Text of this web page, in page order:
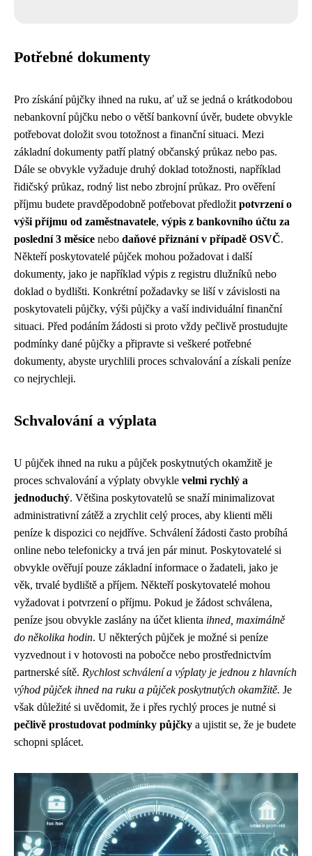
Potřebné dokumenty
Pro získání půjčky ihned na ruku, ať už se jedná o krátkodobou
nebankovní půjčku nebo o větší bankovní úvěr, budete obvykle
potřebovat doložit svou totožnost a finanční situaci. Mezi
základní dokumenty patří platný občanský průkaz nebo pas.
Dále se obvykle vyžaduje druhý doklad totožnosti, například
řidičský průkaz, rodný list nebo zbrojní průkaz. Pro ověření
příjmu budete pravděpodobně potřebovat předložit potvrzení o
výši příjmu od zaměstnavatele, výpis z bankovního účtu za
poslední 3 měsíce nebo daňové přiznání v případě OSVČ.
Někteří poskytovatelé půjček mohou požadovat i další
dokumenty, jako je například výpis z registru dlužníků nebo
doklad o bydlišti. Konkrétní požadavky se liší v závislosti na
poskytovateli půjčky, výši půjčky a vaší individuální finanční
situaci. Před podáním žádosti si proto vždy pečlivě prostudujte
podmínky dané půjčky a připravte si veškeré potřebné
dokumenty, abyste urychlili proces schvalování a získali peníze
co nejrychleji.
Schvalování a výplata
U půjček ihned na ruku a půjček poskytnutých okamžitě je
proces schvalování a výplaty obvykle velmi rychlý a
jednoduchý. Většina poskytovatelů se snaží minimalizovat
administrativní zátěž a zrychlit celý proces, aby klienti měli
peníze k dispozici co nejdříve. Schválení žádosti často probíhá
online nebo telefonicky a trvá jen pár minut. Poskytovatelé si
obvykle ověřují pouze základní informace o žadateli, jako je
věk, trvalé bydliště a příjem. Někteří poskytovatelé mohou
vyžadovat i potvrzení o příjmu. Pokud je žádost schválena,
peníze jsou obvykle zaslány na účet klienta ihned, maximálně
do několika hodin. U některých půjček je možné si peníze
vyzvednout i v hotovosti na pobočce nebo prostřednictvím
partnerské sítě. Rychlost schválení a výplaty je jednou z hlavních
výhod půjček ihned na ruku a půjček poskytnutých okamžitě. Je
však důležité si uvědomit, že i přes rychlý proces je nutné si
pečlivě prostudovat podmínky půjčky a ujistit se, že je budete
schopni splácet.